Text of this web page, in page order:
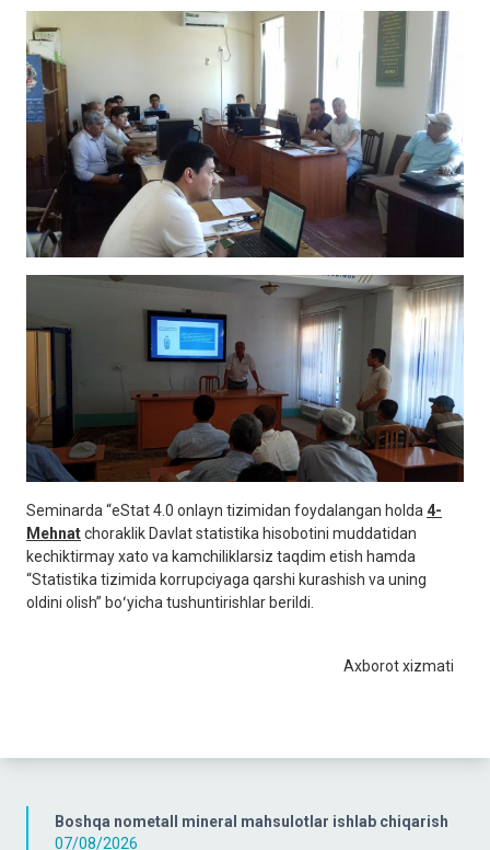
Boshqa nometall mineral mahsulotlar ishlab chiqarish
07/08/2026
Seminarda “eStat 4.0 onlayn tizimidan foydalangan holda 4-
Mehnatchoraklik Davlat statistika hisobotini muddatidan
kechiktirmay xato va kamchiliklarsiz taqdim etish hamda
“Statistika tizimida korrupciyaga qarshi kurashish va uning
oldini olish” boʻyicha tushuntirishlar berildi.
Axborot xizmati